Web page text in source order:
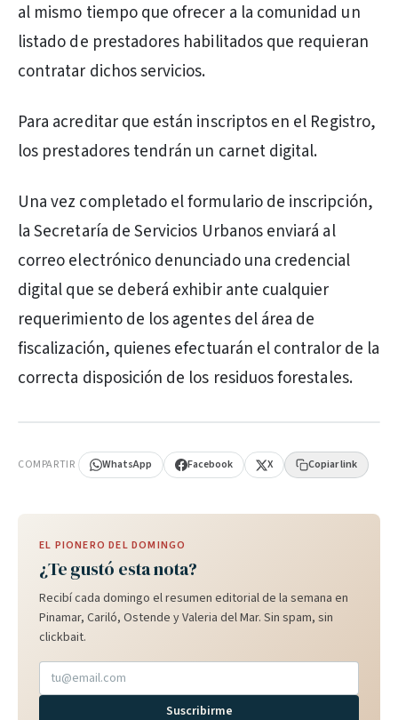
al mismo tiempo que ofrecer a la comunidad un
listado de prestadores habilitados que requieran
contratar dichos servicios.
Para acreditar que están inscriptos en el Registro,
los prestadores tendrán un carnet digital.
Una vez completado el formulario de inscripción,
la Secretaría de Servicios Urbanos enviará al
correo electrónico denunciado una credencial
digital que se deberá exhibir ante cualquier
requerimiento de los agentes del área de
fiscalización, quienes efectuarán el contralor de la
correcta disposición de los residuos forestales.
COMPARTIR WhatsApp Facebook X Copiar link
EL PIONERO DEL DOMINGO
¿Te gustó esta nota?
Recibí cada domingo el resumen editorial de la semana en
Pinamar, Cariló, Ostende y Valeria del Mar. Sin spam, sin
clickbait.
Suscribirme